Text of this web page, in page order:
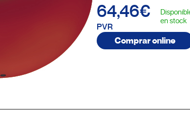
64,46€
PVR
en stock
Comprar online